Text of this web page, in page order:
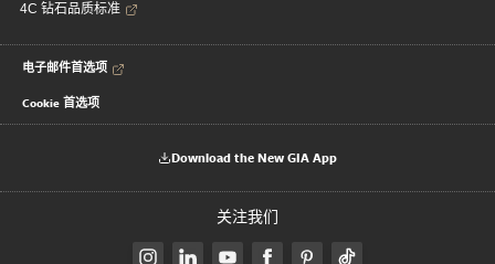
4C 钻石品质标准
电子邮件首选项
Cookie 首选项
Download the New GIA App
关注我们